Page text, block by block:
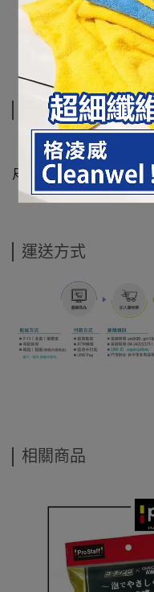
規格說明
尺寸：61 x 160 cm
運送方式
相關商品